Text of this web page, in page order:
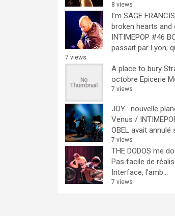
8 views
I’m SAGE
broken hearts
INTIMEPOP #46
passait par Lyon;
7 views
A place to bury
octobre Epicerie
7 views
JOY : nouvelle
Venus /
OBEL avait
7 views
THE DODOS me
Pas facile de
Interface, l'amb...
7 views